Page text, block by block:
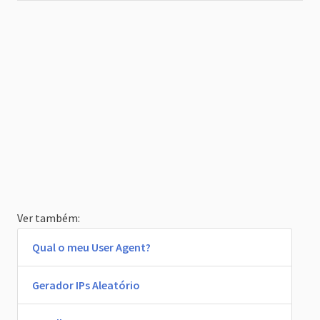
Ver também:
Qual o meu User Agent?
Gerador IPs Aleatório